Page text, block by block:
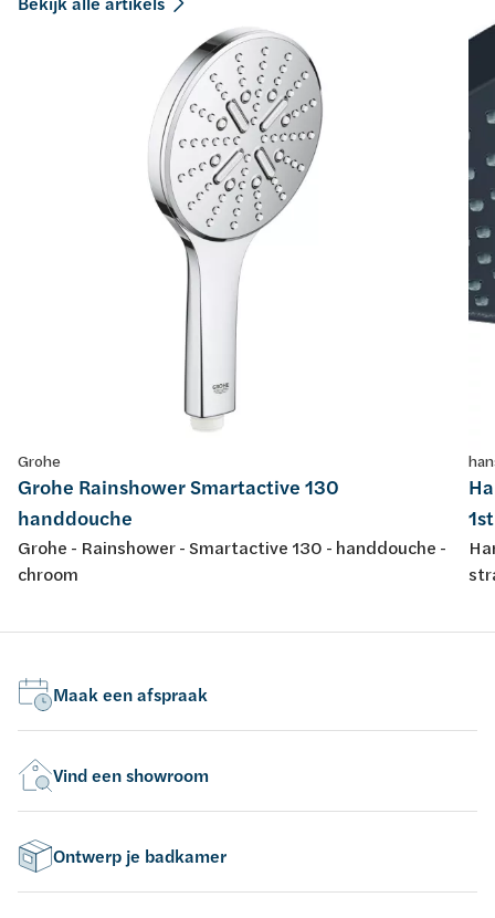
Grohe
Grohe Rainshower Smartactive 130
handdouche
Grohe - Rainshower - Smartactive 130 - handdouche -
chroom
Maak een afspraak
Vind een showroom
Ontwerp je badkamer